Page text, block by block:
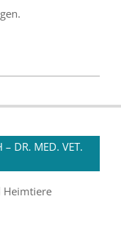
– DR. MED. VET.
Heimtiere